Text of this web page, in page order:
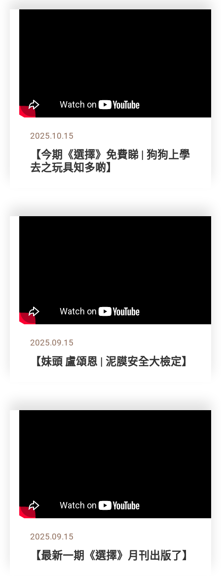
2025.10.15
【今期《選擇》免費睇 | 狗狗上學
去之玩具知多啲】
2025.09.15
【妹頭 盧頌恩 | 泥膜安全大檢定】
2025.09.15
【最新一期《選擇》月刊出版了】